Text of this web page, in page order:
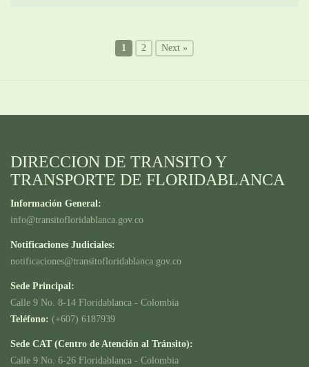
1 2 Next »
DIRECCION DE TRANSITO Y
TRANSPORTE DE FLORIDABLANCA
Información General:
info@transitofloridablanca.gov.co
Notificaciones Judiciales:
notificaciones@transitofloridablanca.gov.co
Sede Principal:
Calle 9 No. 8-14 Floridablanca - Colombia
Teléfono: (+607) 6187939
Sede CAT (Centro de Atención al Tránsito):
Calle 9 No. 6-26 Floridablanca - Colombia